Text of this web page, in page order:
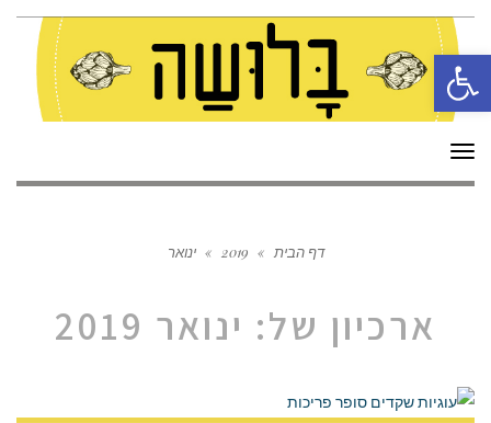
פתח סרגל נגישות
תפריט
דף הבית »
2019
» ינואר
ארכיון של: ינואר 2019